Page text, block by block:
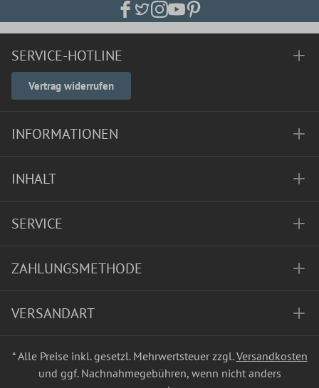
SERVICE-HOTLINE
Vertrag widerrufen
INFORMATIONEN
INHALT
SERVICE
ZAHLUNGSMETHODE
VERSANDART
* Alle Preise inkl. gesetzl. Mehrwertsteuer zzgl.Versandkosten
und ggf. Nachnahmegebühren, wenn nicht anders